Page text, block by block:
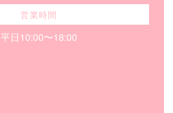
営業時間
平日10:00〜18:00